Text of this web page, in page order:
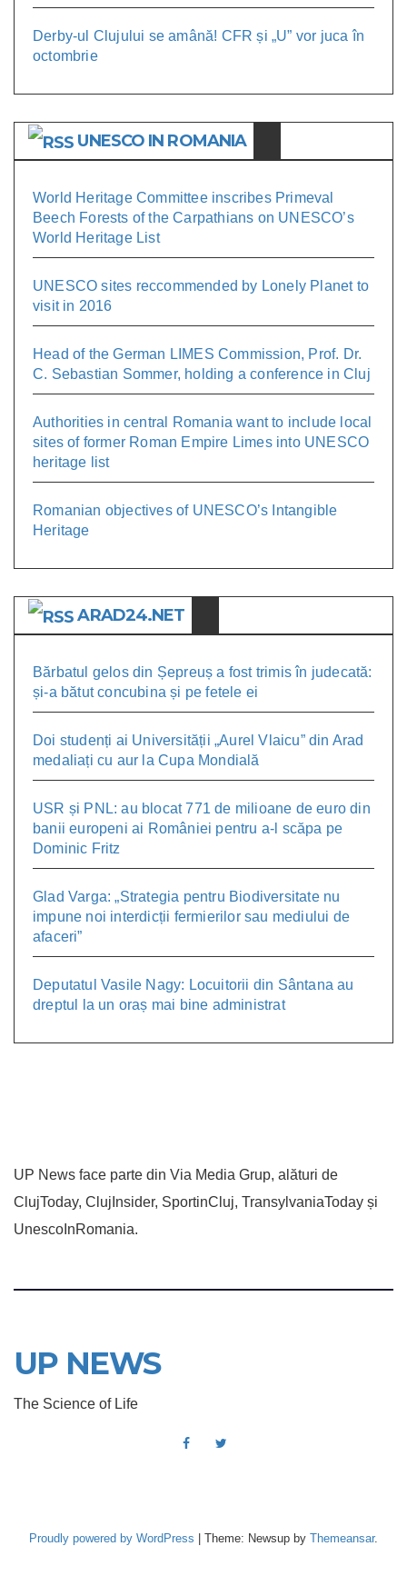
Derby-ul Clujului se amână! CFR și „U” vor juca în
octombrie
UNESCO IN ROMANIA
World Heritage Committee inscribes Primeval
Beech Forests of the Carpathians on UNESCO’s
World Heritage List
UNESCO sites reccommended by Lonely Planet to
visit in 2016
Head of the German LIMES Commission, Prof. Dr.
C. Sebastian Sommer, holding a conference in Cluj
Authorities in central Romania want to include local
sites of former Roman Empire Limes into UNESCO
heritage list
Romanian objectives of UNESCO’s Intangible
Heritage
ARAD24.NET
Bărbatul gelos din Șepreuș a fost trimis în judecată:
și-a bătut concubina și pe fetele ei
Doi studenți ai Universității „Aurel Vlaicu” din Arad
medaliați cu aur la Cupa Mondială
USR și PNL: au blocat 771 de milioane de euro din
banii europeni ai României pentru a-l scăpa pe
Dominic Fritz
Glad Varga: „Strategia pentru Biodiversitate nu
impune noi interdicții fermierilor sau mediului de
afaceri”
Deputatul Vasile Nagy: Locuitorii din Sântana au
dreptul la un oraș mai bine administrat
UP News face parte din Via Media Grup, alături de
ClujToday, ClujInsider, SportinCluj, TransylvaniaToday și
UnescoInRomania.
UP NEWS
The Science of Life
Proudly powered by WordPress Theme: Newsup by Themeansar.